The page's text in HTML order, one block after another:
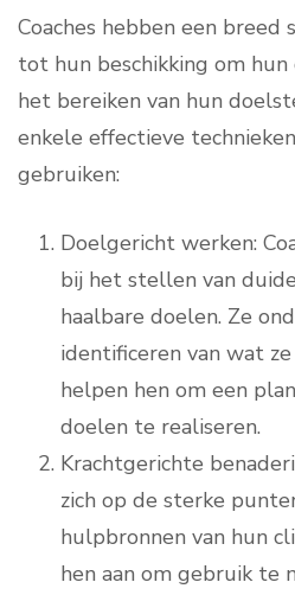
Coaches hebben een breed
tot hun beschikking om
het bereiken van hun
enkele effectieve
gebruiken:
Doelgericht werken:
bij het stellen van
haalbare doelen. Ze
identificeren van wat
helpen hen om een
doelen te realiseren.
Krachtgerichte
zich op de sterke
hulpbronnen van hun
hen aan om gebruik te